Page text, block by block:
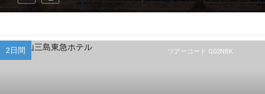
ツアーコード Q02NBK
2日間